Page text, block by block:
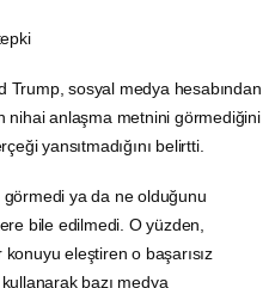
Trump, sosyal medya hesabından
nihai anlaşma metnini görmediğini
yansıtmadığını belirtti.
görmedi ya da ne olduğunu
bile edilmedi. O yüzden,
eleştiren o başarısız
bazı medya